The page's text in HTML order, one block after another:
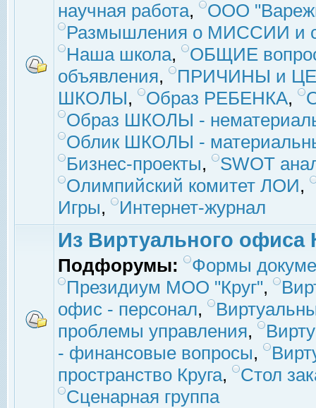
научная работа,
ООО
Размышления о МИССИИ и
Наша школа,
ОБЩИЕ
объявления,
ПРИЧИНЫ и
ШКОЛЫ, Образ РЕБЕНКА,
Образ ШКОЛЫ -
Облик ШКОЛЫ -
Бизнес-проекты,
SWOT
Олимпийский комитет ЛОИ,
Игры, Интернет-журнал
Из Виртуального офиса
Подфорумы:
Формы
Президиум МОО "Круг",
офис - персонал,
проблемы управления,
- финансовые вопросы,
пространство Круга,
Стол
Сценарная группа